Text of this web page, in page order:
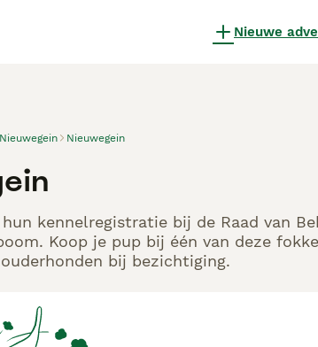
Nieuwe
Nieuwegein Nieuwegein
kennelregistratie bij de Raad van
Koop je pup bij één van deze
bij bezichtiging.